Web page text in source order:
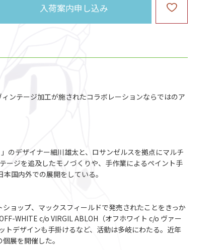
入荷案内申し込み
ンテージ加工が施されたコラボレーションならではのア
のデザイナー細川雄太と、ロサンゼルスを拠点にマルチ
ージを追及したモノづくりや、手作業によるペイント手
国内外での展開をしている。
ョップ、マックスフィールドで発売されたことをきっか
WHITE c/o VIRGIL ABLOH（オフホワイト c/o ヴァー
デザインも手掛けるなど、活動は多岐にわたる。近年
展を開催した。